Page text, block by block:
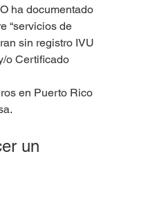
ha documentado
“servicios de
sin registro IVU
o Certificado
en Puerto Rico
un